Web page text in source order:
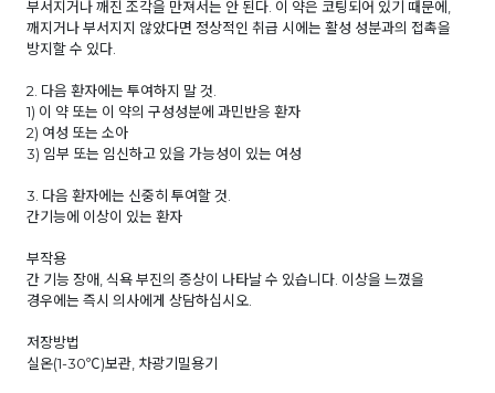
부서지거나 깨진 조각을 만져서는 안 된다. 이 약은 코팅되어 있기 때문에,
깨지거나 부서지지 않았다면 정상적인 취급 시에는 활성 성분과의 접촉을
방지할 수 있다.
2. 다음 환자에는 투여하지 말 것.
1) 이 약 또는 이 약의 구성성분에 과민반응 환자
2) 여성 또는 소아
3) 임부 또는 임신하고 있을 가능성이 있는 여성
3. 다음 환자에는 신중히 투여할 것.
간기능에 이상이 있는 환자
부작용
간 기능 장애, 식욕 부진의 증상이 나타날 수 있습니다. 이상을 느꼈을
경우에는 즉시 의사에게 상담하십시오.
저장방법
실온(1-30℃)보관, 차광기밀용기